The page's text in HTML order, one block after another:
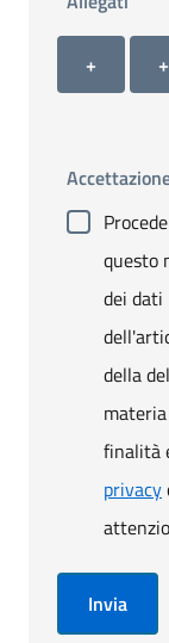
Allegato 1
+ +
questo
dei
della
finalità
privacy
Invia